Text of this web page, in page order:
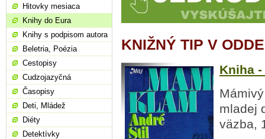
KNIŽNÝ TIP V
Kniha
mladej
väzba,
Hitovky mesiaca
Knihy do Eura
Knihy s podpisom autora
Beletria, Poézia
Cestopisy
Cudzojazyčná
Časopisy
Deti, Mládež
Diéty
Detektívky